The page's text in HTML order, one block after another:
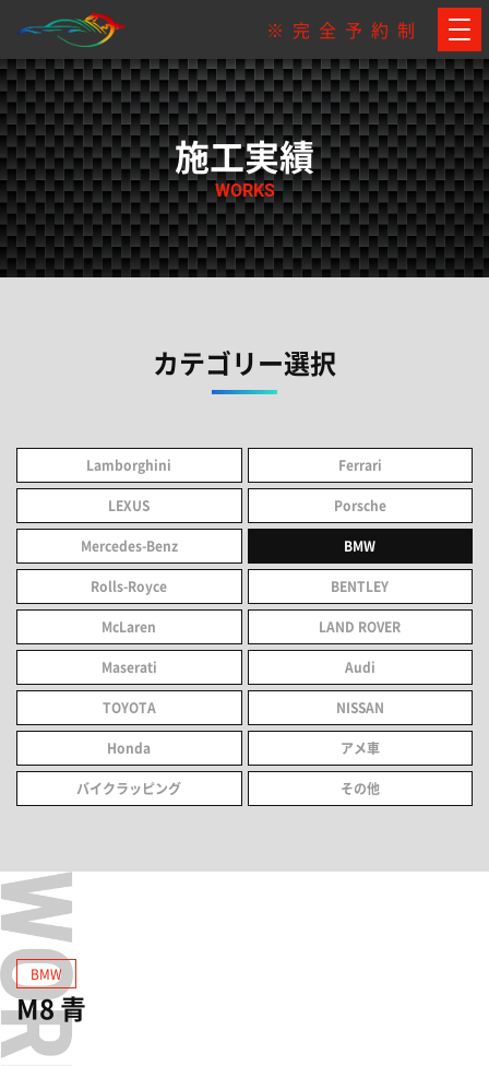
※完全予約制
施工実績
WORKS
カテゴリー選択
Lamborghini Ferrari
LEXUS Porsche
Mercedes-Benz BMW
Rolls-Royce BENTLEY
McLaren LAND ROVER
Maserati Audi
TOYOTA NISSAN
Honda アメ車
バイクラッピング その他
BMW
M8 青